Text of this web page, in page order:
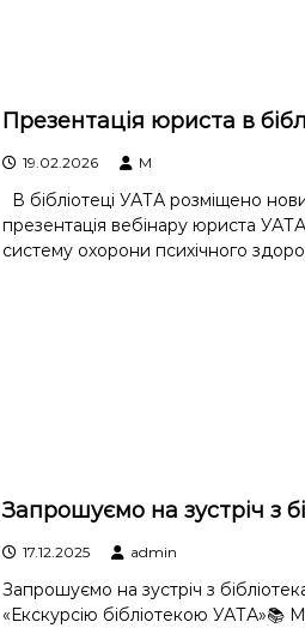
Презентація юриста в
19.02.2026 M
В бібліотеці УАТА розміщено
презентація вебінару юриста
систему охорони психічного
Запрошуємо на зустріч з
17.12.2025 admin
Запрошуємо на зустріч з
«Екскурсію бібліотекою УАТА»📚